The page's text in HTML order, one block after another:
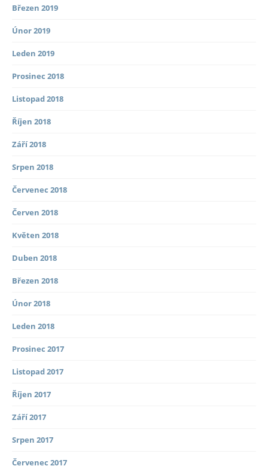
Březen 2019
Únor 2019
Leden 2019
Prosinec 2018
Listopad 2018
Říjen 2018
Září 2018
Srpen 2018
Červenec 2018
Červen 2018
Květen 2018
Duben 2018
Březen 2018
Únor 2018
Leden 2018
Prosinec 2017
Listopad 2017
Říjen 2017
Září 2017
Srpen 2017
Červenec 2017